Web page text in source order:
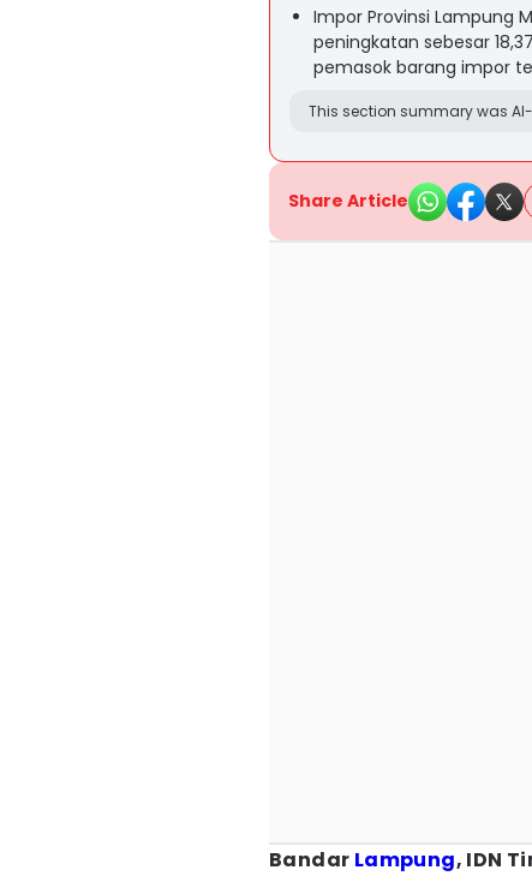
Impor Provinsi Lampung
peningkatan sebesar
pemasok barang impor
This section summary was
Share Article
Bandar Lampung, IDN